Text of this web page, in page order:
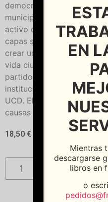
democráticas en 1977, así
municipales de 1979. El
activo que tuvieron en el
capas sociales de
crear un clima de tensión
vida ciudadana, todo un
partidos políticos
instituciones del
UCD. El objetivo es, pues,
causas políticas y
18,50 €
Añadir al carrito
EN
Mientras
descargarse
libros en
o